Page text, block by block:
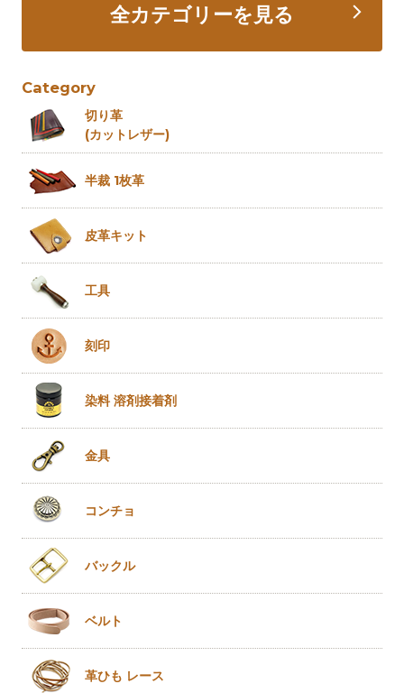
全カテゴリーを見る
Category
切り革
(カットレザー)
半裁 1枚革
皮革キット
工具
刻印
染料 溶剤接着剤
金具
コンチョ
バックル
ベルト
革ひも レース